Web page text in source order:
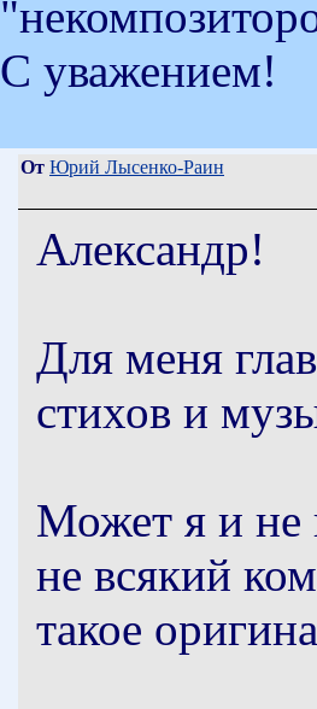
С уважением!
От Юрий Лысенко-Раин
Александр!
Для меня
стихов и
Может я и не
не всякий
такое